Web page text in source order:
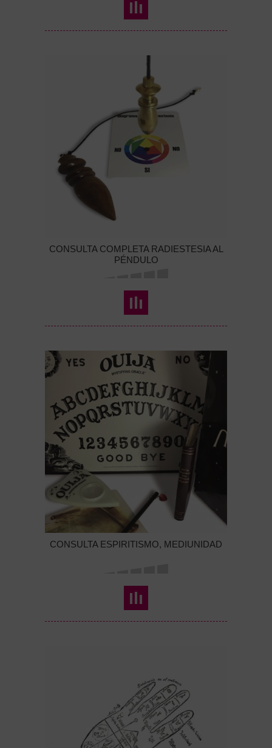
CONSULTA COMPLETA RADIESTESIA AL
PÉNDULO
CONSULTA ESPIRITISMO, MEDIUNIDAD